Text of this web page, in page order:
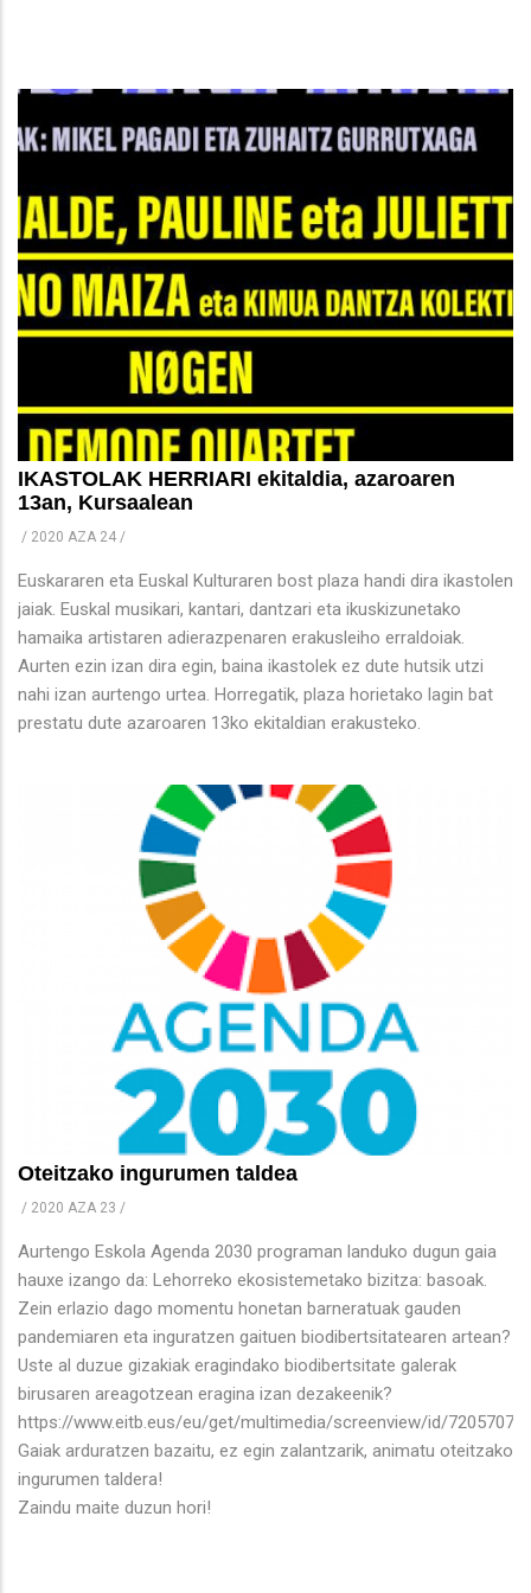
IKASTOLAK HERRIARI ekitaldia, azaroaren
13an, Kursaalean
/ 2020 AZA 24 /
Euskararen eta Euskal Kulturaren bost plaza handi dira ikastolen
jaiak. Euskal musikari, kantari, dantzari eta ikuskizunetako
hamaika artistaren adierazpenaren erakusleiho erraldoiak.
Aurten ezin izan dira egin, baina ikastolek ez dute hutsik utzi
nahi izan aurtengo urtea. Horregatik, plaza horietako lagin bat
prestatu dute azaroaren 13ko ekitaldian erakusteko.
Oteitzako ingurumen taldea
/ 2020 AZA 23 /
Aurtengo Eskola Agenda 2030 programan landuko dugun gaia
hauxe izango da: Lehorreko ekosistemetako bizitza: basoak.
Zein erlazio dago momentu honetan barneratuak gauden
pandemiaren eta inguratzen gaituen biodibertsitatearen artean?
Uste al duzue gizakiak eragindako biodibertsitate galerak
birusaren areagotzean eragina izan dezakeenik?
https://www.eitb.eus/eu/get/multimedia/screenview/id/
Gaiak arduratzen bazaitu, ez egin zalantzarik, animatu oteitzako
ingurumen taldera!
Zaindu maite duzun hori!